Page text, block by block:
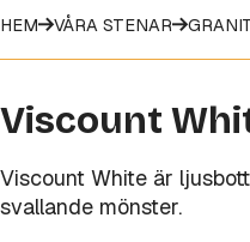
HEM VÅRA STENAR
Viscount
Viscount White är
svallande mönster.